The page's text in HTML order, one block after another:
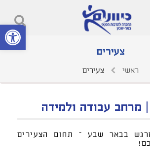
פתח סרגל
צעירים
ראשי צעירים
מרחב עבודה ולמידה
בבאר שבע – תחום הצעירים